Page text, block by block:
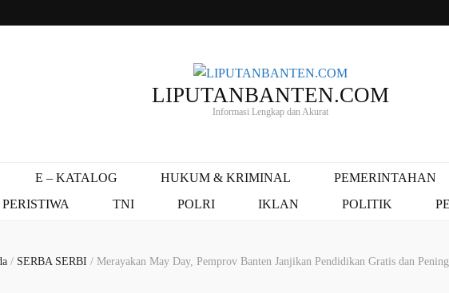
LIPUTANBANTEN.COM
Informasi Lengkap dan Akurat
E – KATALOG HUKUM & KRIMINAL PEMERINTAHAN
PERISTIWA TNI POLRI IKLAN POLITIK
/ SERBA SERBI / Merayakan May Day, Pemprov Banten Janjikan Pendidikan Gratis dan